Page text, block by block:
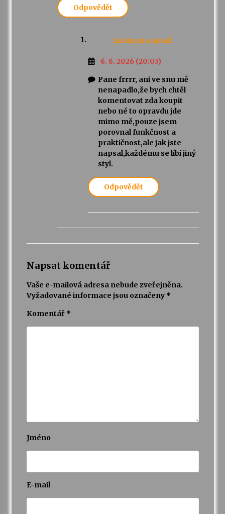
Odpovědět
Anonym napsal:
6. 6. 2026 (20:03)
Pane frrrr, ani ve snu mě
nenapadlo,že bych chtěl
komentovat zda koupit
nebo né to opravdu jde
mimo mě,pouze jsem
porovnal funkčnost a
praktičnost,ale jak jste
napsal,každému se líbí jiný
styl.
Odpovědět
Napsat komentář
Vaše e-mailová adresa nebude zveřejněna.
Vyžadované informace jsou označeny *
Komentář *
Jméno
E-mail